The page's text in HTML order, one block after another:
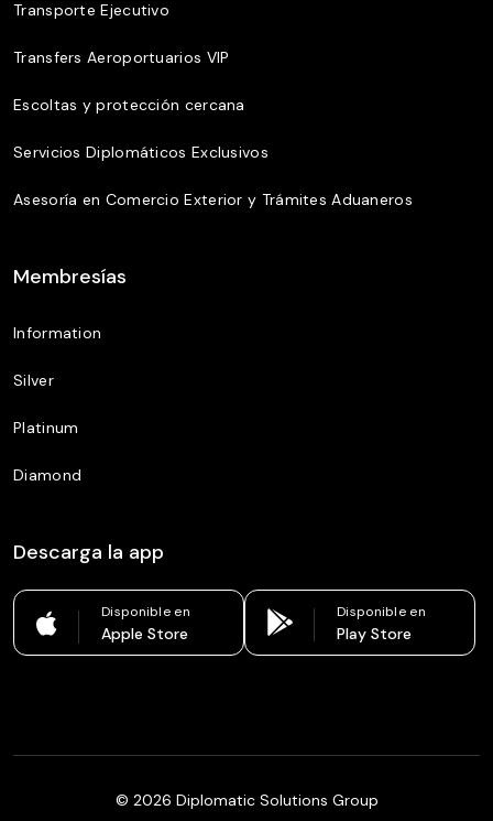
Transporte Ejecutivo
Transfers Aeroportuarios VIP
Escoltas y protección cercana
Servicios Diplomáticos Exclusivos
Asesoría en Comercio Exterior y Trámites Aduaneros
Membresías
Information
Silver
Platinum
Diamond
Descarga la app
Disponible en
Apple Store
Disponible en
Play Store
© 2026 Diplomatic Solutions Group